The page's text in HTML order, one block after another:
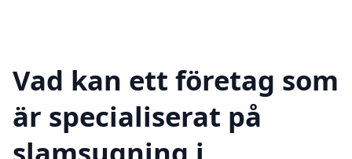
Vad kan ett företag som
är specialiserat på